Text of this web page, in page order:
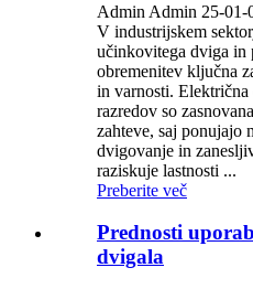
Admin Admin 25-01-
V industrijskem
učinkovitega dviga in
obremenitev ključna
in varnosti.
razredov so
zahteve, saj ponujajo
dvigovanje in
raziskuje lastnosti ...
Preberite več
Prednosti
dvigala